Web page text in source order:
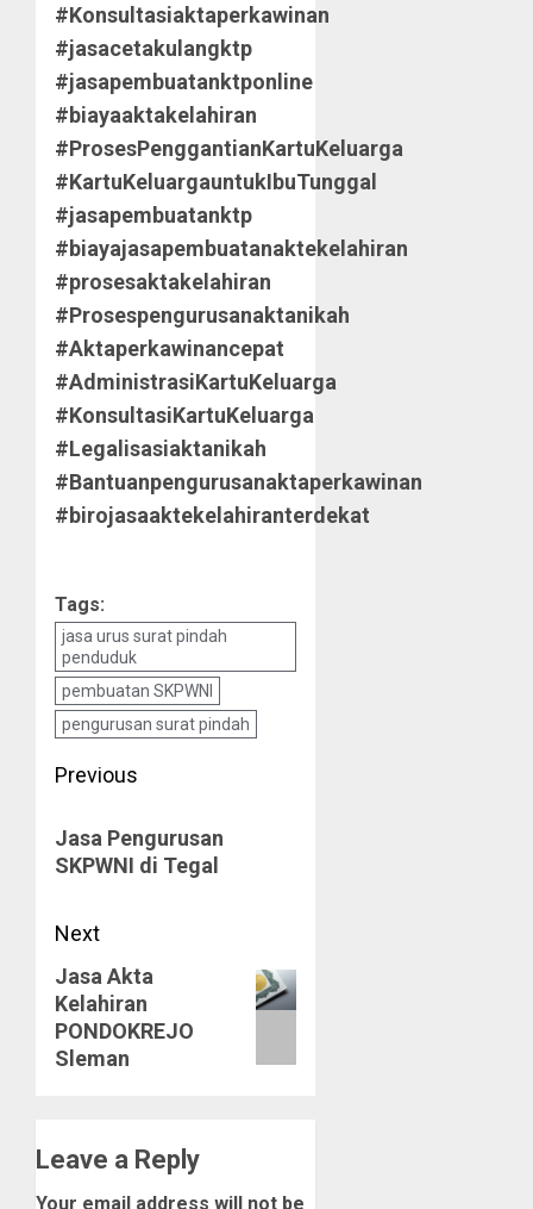
#Konsultasiaktaperkawinan
#jasacetakulangktp
#jasapembuatanktponline
#biayaaktakelahiran
#ProsesPenggantianKartuKeluarga
#KartuKeluargauntukIbuTunggal
#jasapembuatanktp
#biayajasapembuatanaktekelahiran
#prosesaktakelahiran
#Prosespengurusanaktanikah
#Aktaperkawinancepat
#AdministrasiKartuKeluarga
#KonsultasiKartuKeluarga
#Legalisasiaktanikah
#Bantuanpengurusanaktaperkawinan
#birojasaaktekelahiranterdekat
Tags:
jasa urus surat pindah
penduduk
pembuatan SKPWNI
pengurusan surat pindah
Post
navigation
Previous
post:
Jasa Pengurusan
SKPWNI di Tegal
Next
Next
post:
Jasa Akta
Kelahiran
PONDOKREJO
Sleman
Leave a Reply
Your email address will not be